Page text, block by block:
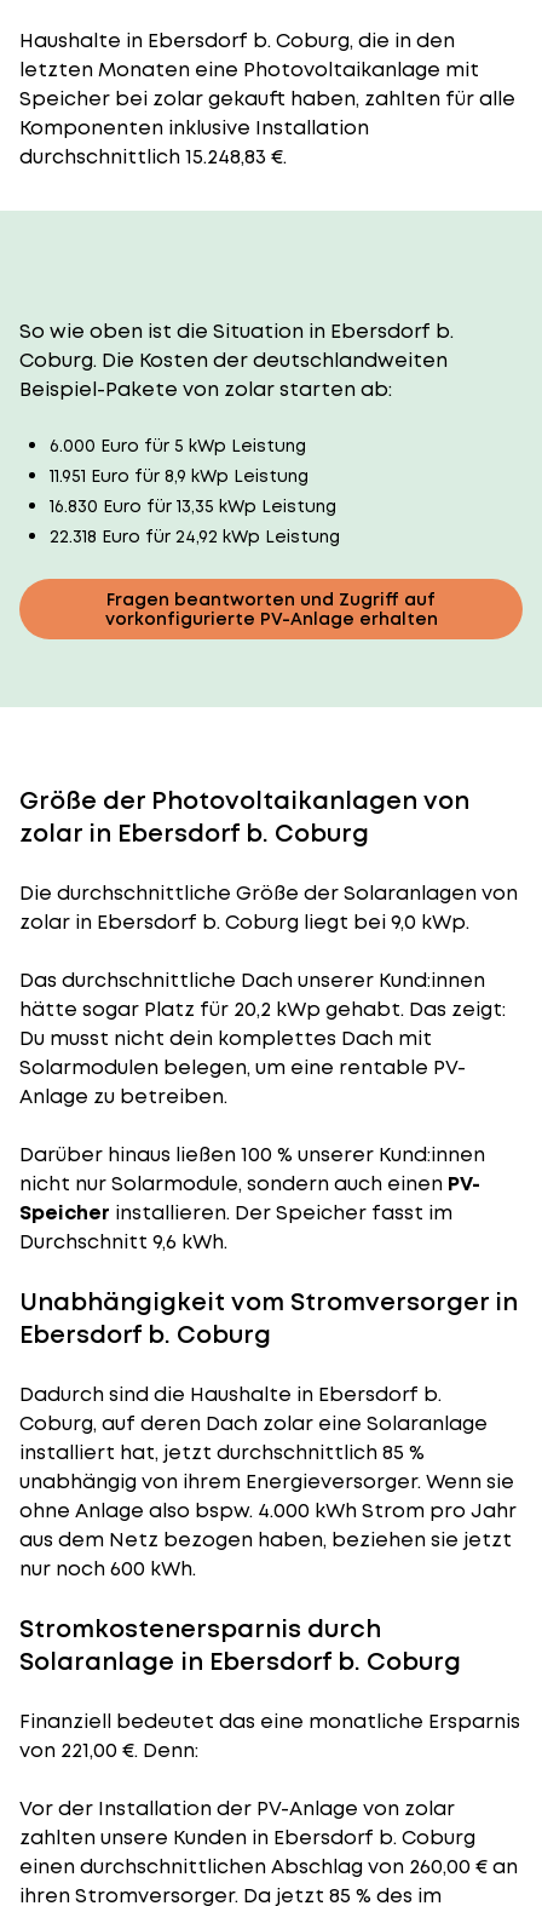
Haushalte in Ebersdorf b. Coburg, die in den
letzten Monaten eine Photovoltaikanlage mit
Speicher bei zolar gekauft haben, zahlten für alle
Komponenten inklusive Installation
durchschnittlich 15.248,83 €.
So wie oben ist die Situation in Ebersdorf b.
Coburg. Die Kosten der deutschlandweiten
Beispiel-Pakete von zolar starten ab:
6.000 Euro für 5 kWp Leistung
11.951 Euro für 8,9 kWp Leistung
16.830 Euro für 13,35 kWp Leistung
22.318 Euro für 24,92 kWp Leistung
Fragen beantworten und Zugriff auf
vorkonfigurierte PV-Anlage erhalten
Größe der Photovoltaikanlagen von
zolar in Ebersdorf b. Coburg
Die durchschnittliche Größe der Solaranlagenvon
zolar in Ebersdorf b. Coburg liegt bei 9,0 kWp.
Das durchschnittliche Dach unserer Kund:innen
hätte sogar Platz für 20,2 kWp gehabt. Das zeigt:
Du musst nicht dein komplettes Dach mit
Solarmodulen belegen, um eine rentable PV-
Anlage zu betreiben.
Darüber hinaus ließen 100 % unserer Kund:innen
nicht nur Solarmodule, sondern auch einen PV-
Speicher installieren. Der Speicher fasst im
Durchschnitt 9,6 kWh.
Unabhängigkeit vom Stromversorger in
Ebersdorf b. Coburg
Dadurch sind die Haushalte in Ebersdorf b.
Coburg, auf deren Dach zolar eine Solaranlage
installiert hat, jetzt durchschnittlich 85 %
unabhängig von ihrem Energieversorger. Wenn sie
ohne Anlage also bspw. 4.000 kWh Strom pro Jahr
aus dem Netz bezogen haben, beziehen sie jetzt
nur noch 600 kWh.
Stromkostenersparnis durch
Solaranlage in Ebersdorf b. Coburg
Finanziell bedeutet das eine monatliche Ersparnis
von 221,00 €. Denn:
Vor der Installation der PV-Anlage von zolar
zahlten unsere Kunden in Ebersdorf b. Coburg
einen durchschnittlichen Abschlag von 260,00 € an
ihren Stromversorger. Da jetzt 85 % des im